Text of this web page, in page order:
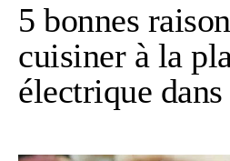
5 bonnes
cuisiner à la
électrique